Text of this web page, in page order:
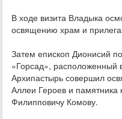
В ходе визита Владыка
освящению храм и
Затем епископ Дионисий
«Горсад», расположенный
Архипастырь совершил
Аллеи Героев и памятника
Филипповичу Комову.